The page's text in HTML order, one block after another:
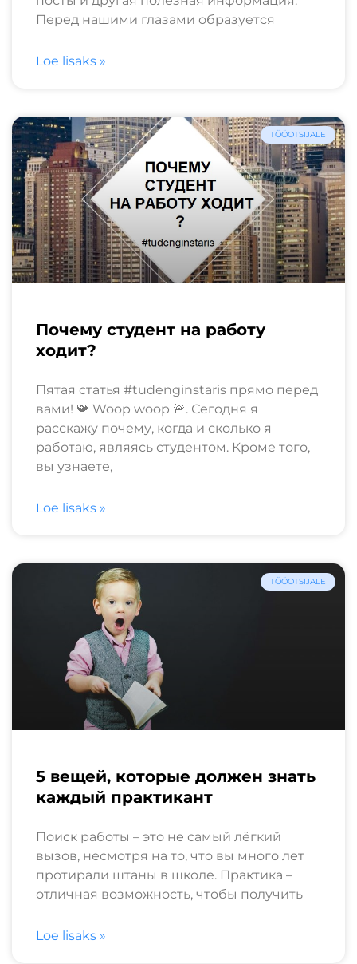
Перед нашими глазами образуется
Loe lisaks »
TÖÖOTSIJALE
Почему студент на работу
ходит?
Пятая статья #tudenginstaris прямо перед
вами! 📯 Woop woop 🚨. Сегодня я
расскажу почему, когда и сколько я
работаю, являясь студентом. Кроме того,
вы узнаете,
Loe lisaks »
TÖÖOTSIJALE
5 вещей, которые должен знать
каждый практикант
Поиск работы – это не самый лёгкий
вызов, несмотря на то, что вы много лет
протирали штаны в школе. Практика –
отличная возможность, чтобы получить
Loe lisaks »